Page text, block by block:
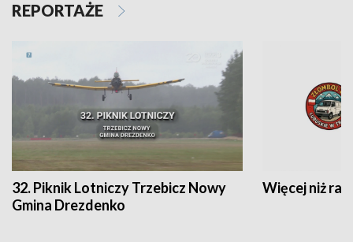
REPORTAŻE
32. Piknik Lotniczy Trzebicz Nowy
Gmina Drezdenko
Więcej niż rajd